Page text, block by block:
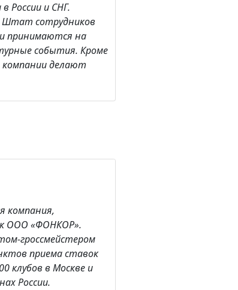
России и СНГ.
Штат сотрудников
принимаются на
события. Кроме
делают
компания,
ООО «ФОНКОР».
гроссмейстером
приема ставок
клубов в Москве и
России.